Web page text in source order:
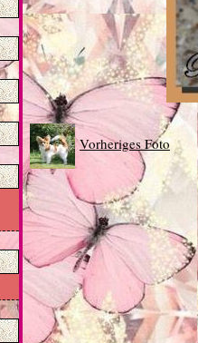
Vorheriges Foto